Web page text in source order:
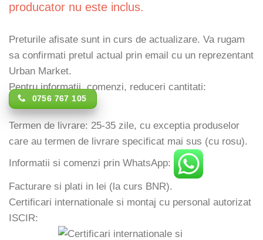
producator nu este inclus.
Preturile afisate sunt in curs de actualizare. Va rugam
sa confirmati pretul actual prin email cu un reprezentant
Urban Market.
Pentru informatii, comenzi, reduceri cantitati:
0756 767 105
Termen de livrare: 25-35 zile, cu exceptia produselor
care au termen de livrare specificat mai sus (cu rosu).
Informatii si comenzi prin WhatsApp:
Facturare si plati in lei (la curs BNR).
Certificari internationale si montaj cu personal autorizat
ISCIR: